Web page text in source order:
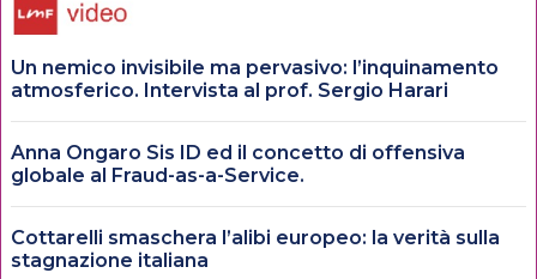
Un nemico invisibile ma pervasivo: l’inquinamento
atmosferico. Intervista al prof. Sergio Harari
Anna Ongaro Sis ID ed il concetto di offensiva
globale al Fraud-as-a-Service.
Cottarelli smaschera l’alibi europeo: la verità sulla
stagnazione italiana